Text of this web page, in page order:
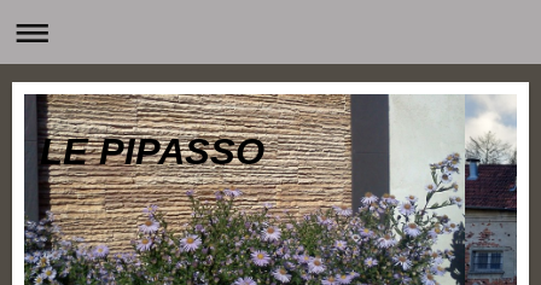
​LE PIPASSO​